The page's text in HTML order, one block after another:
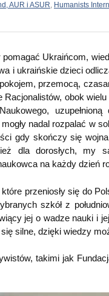
AUR i ASUR, Humanists
Ukraińcom,
i ukraińskie dzieci
przemocą,
obok wielu
nadal rozpalać w
gdy skończy się
dla dorosłych, my
na każdy dzień
przeniosły się do
szkół z
jej o wadze nauki i
silne, dzięki wiedzy
takimi jak